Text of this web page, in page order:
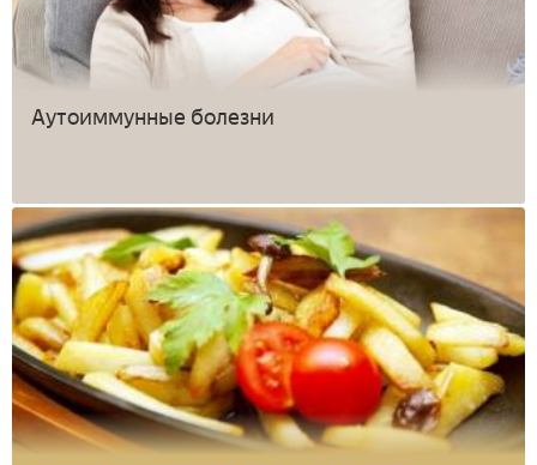
Аутоиммунные болезни